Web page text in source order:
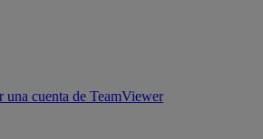
una cuenta de TeamViewer